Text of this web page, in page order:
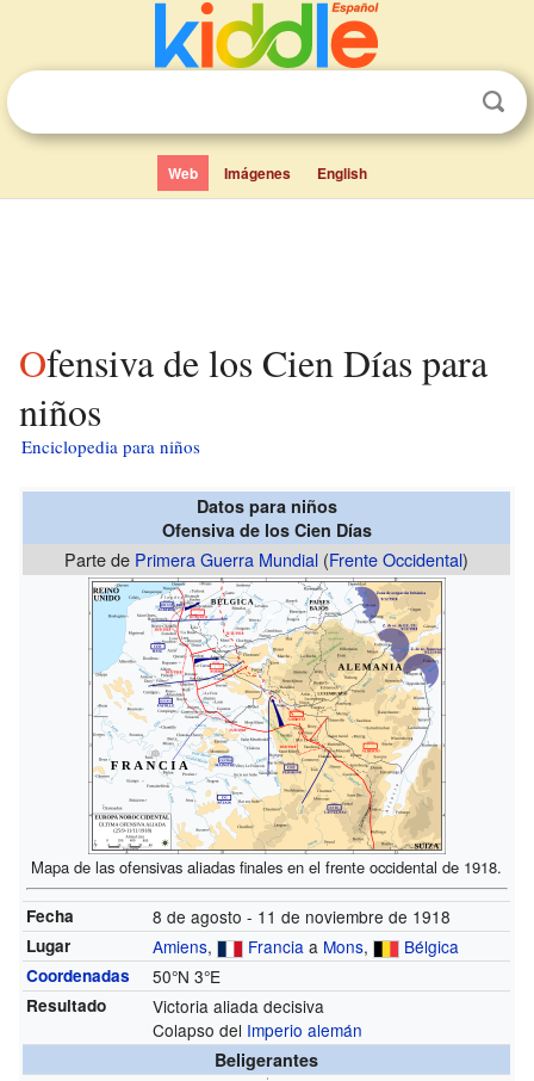
Web Imágenes English
Ofensiva de los Cien Días para
niños
Enciclopedia para niños
Datos para niños
Ofensiva de los Cien Días
Parte de Primera Guerra Mundial (Frente Occidental)
Mapa de las ofensivas aliadas finales en el frente occidental de 1918.
Fecha 8 de agosto - 11 de noviembre de 1918
Lugar Amiens, Francia a Mons, Bélgica
Coordenadas 50°N 3°E
Resultado
Victoria aliada decisiva
Colapso del Imperio alemán
Beligerantes